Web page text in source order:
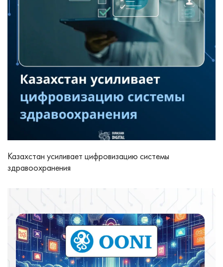
Казахстан усиливает цифровизацию системы
здравоохранения